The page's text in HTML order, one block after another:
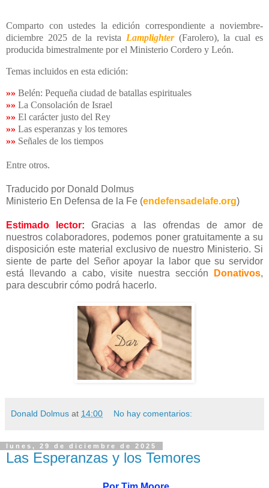
Comparto con ustedes la edición correspondiente a noviembre-
diciembre 2025 de la revista Lamplighter(Farolero), la cual es
producida bimestralmente por el Ministerio Cordero y León.
Temas incluidos en esta edición:
»» Belén: Pequeña ciudad de batallas espirituales
»» La Consolación de Israel
»» El carácter justo del Rey
»» Las esperanzas y los temores
»» Señales de los tiempos
Entre otros.
Traducido por Donald Dolmus
Ministerio En Defensa de la Fe (endefensadelafe.org)
Estimado lector:
Gracias a las ofrendas de amor de
nuestros colaboradores, podemos poner gratuitamente a su
disposición este material exclusivo de nuestro Ministerio. Si
siente de parte del Señor apoyar la labor que su servidor
está llevando a cabo, visite nuestra sección
Donativos,
para descubrir cómo podrá hacerlo.
Donald Dolmus at 14:00 No hay comentarios:
lunes, 29 de diciembre de 2025
Las Esperanzas y los Temores